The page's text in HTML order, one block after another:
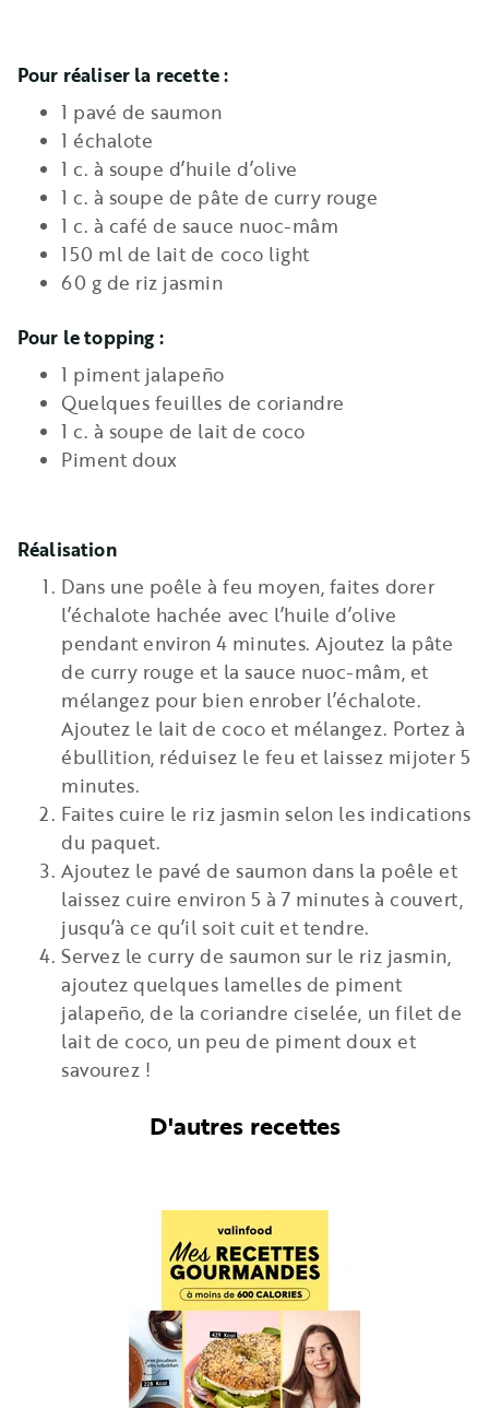
Pour réaliser la recette :
1 pavé de saumon
1 échalote
1 c. à soupe d’huile d’olive
1 c. à soupe de pâte de curry rouge
1 c. à café de sauce nuoc-mâm
150 ml de lait de coco light
60 g de riz jasmin
Pour le topping :
1 piment jalapeño
Quelques feuilles de coriandre
1 c. à soupe de lait de coco
Piment doux
Réalisation
Dans une poêle à feu moyen, faites dorer
l’échalote hachée avec l’huile d’olive
pendant environ 4 minutes. Ajoutez la pâte
de curry rouge et la sauce nuoc-mâm, et
mélangez pour bien enrober l’échalote.
Ajoutez le lait de coco et mélangez. Portez à
ébullition, réduisez le feu et laissez mijoter 5
minutes.
Faites cuire le riz jasmin selon les indications
du paquet.
Ajoutez le pavé de saumon dans la poêle et
laissez cuire environ 5 à 7 minutes à couvert,
jusqu’à ce qu’il soit cuit et tendre.
Servez le curry de saumon sur le riz jasmin,
ajoutez quelques lamelles de piment
jalapeño, de la coriandre ciselée, un filet de
lait de coco, un peu de piment doux et
savourez !
D'autres recettes